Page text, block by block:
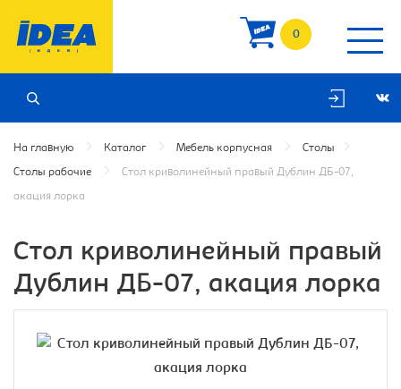
0
На главную Каталог Мебель корпусная Столы
Столы рабочие Стол криволинейный правый Дублин ДБ-07,
акация лорка
Стол криволинейный правый
Дублин ДБ-07, акация лорка